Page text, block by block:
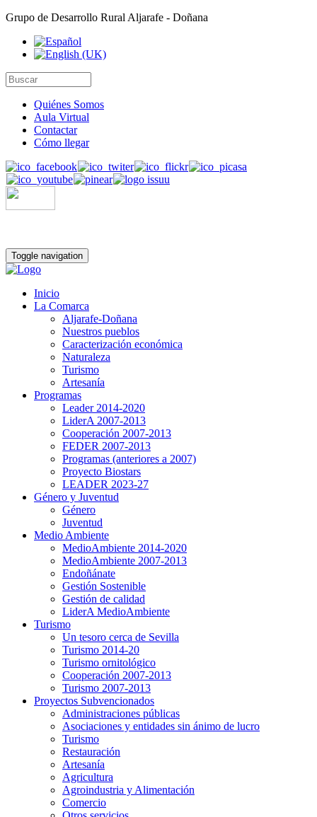
Grupo de Desarrollo Rural Aljarafe - Doñana
Quiénes Somos
Aula Virtual
Contactar
Cómo llegar
Toggle navigation
Inicio
La Comarca
Aljarafe-Doñana
Nuestros pueblos
Caracterización económica
Naturaleza
Turismo
Artesanía
Programas
Leader 2014-2020
LiderA 2007-2013
Cooperación 2007-2013
FEDER 2007-2013
Programas (anteriores a 2007)
Proyecto Biostars
LEADER 2023-27
Género y Juventud
Género
Juventud
Medio Ambiente
MedioAmbiente 2014-2020
MedioAmbiente 2007-2013
Endoñánate
Gestión Sostenible
Gestión de calidad
LiderA MedioAmbiente
Turismo
Un tesoro cerca de Sevilla
Turismo 2014-20
Turismo ornitológico
Cooperación 2007-2013
Turismo 2007-2013
Proyectos Subvencionados
Administraciones públicas
Asociaciones y entidades sin ánimo de lucro
Turismo
Restauración
Artesanía
Agricultura
Agroindustria y Alimentación
Comercio